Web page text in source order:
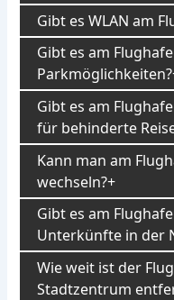
Gibt es WLAN am
Gibt es am
Parkmöglichkeiten?
Gibt es am
für behinderte
Kann man am
wechseln?
Gibt es am
Unterkünfte in der
Wie weit ist der
Stadtzentrum